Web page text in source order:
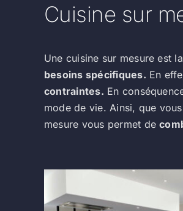
Cuisine sur
Une cuisine sur mesure est
besoins spécifiques. En
contraintes. En
mode de vie. Ainsi, que
mesure vous permet de